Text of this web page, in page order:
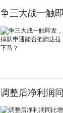
争三大战一触
调整后净利润